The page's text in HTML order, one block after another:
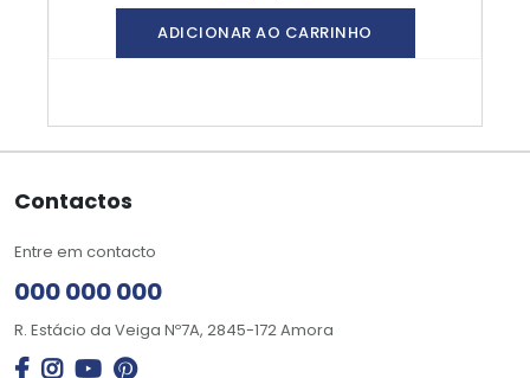
ADICIONAR AO CARRINHO
Contactos
Entre em contacto
000 000 000
R. Estácio da Veiga Nº7A, 2845-172 Amora